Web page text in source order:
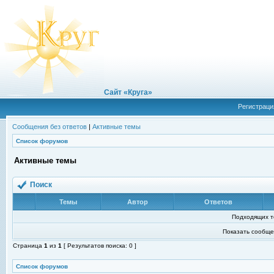
Сайт «Круга»
Сообщения без ответов | Активные темы
Список форумов
Активные темы
Поиск
Темы Автор Ответов
Подходящих
Показать
Страница 1 из 1 [ Результатов поиска: 0 ]
Список форумов